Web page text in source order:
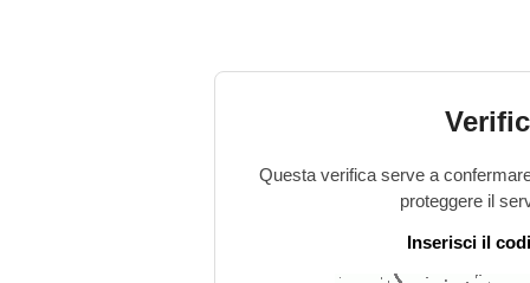
Questa verifica serve a
proteggere il
Inserisci il